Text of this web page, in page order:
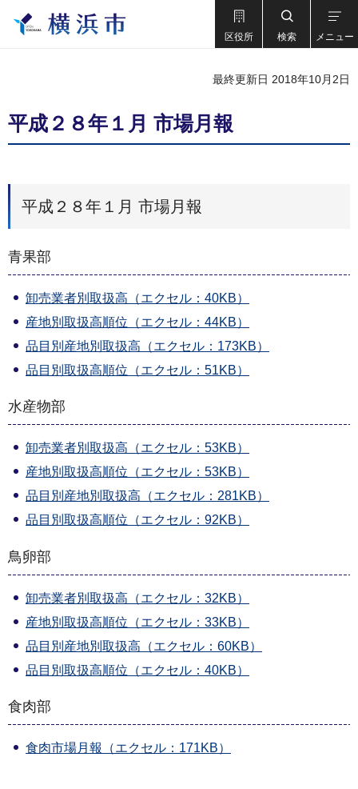
区役所 検索 メニュー
最終更新日 2018年10月2日
平成２８年１月 市場月報
平成２８年１月 市場月報
青果部
卸売業者別取扱高（エクセル：40KB）
産地別取扱高順位（エクセル：44KB）
品目別産地別取扱高（エクセル：173KB）
品目別取扱高順位（エクセル：51KB）
水産物部
卸売業者別取扱高（エクセル：53KB）
産地別取扱高順位（エクセル：53KB）
品目別産地別取扱高（エクセル：281KB）
品目別取扱高順位（エクセル：92KB）
鳥卵部
卸売業者別取扱高（エクセル：32KB）
産地別取扱高順位（エクセル：33KB）
品目別産地別取扱高（エクセル：60KB）
品目別取扱高順位（エクセル：40KB）
食肉部
食肉市場月報（エクセル：171KB）